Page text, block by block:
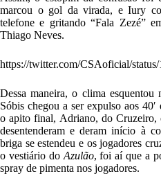
marcou o gol da virada, e Iury
telefone e gritando “Fala Zezé”
Thiago Neves.
https://twitter.com/CSAoficial/
Dessa maneira, o clima esquentou
Sóbis chegou a ser expulso aos
o apito final, Adriano, do Cruzeiro,
desentenderam e deram início à
briga se estendeu e os jogadores
o vestiário do Azulão, foi aí que a
spray de pimenta nos jogadores.